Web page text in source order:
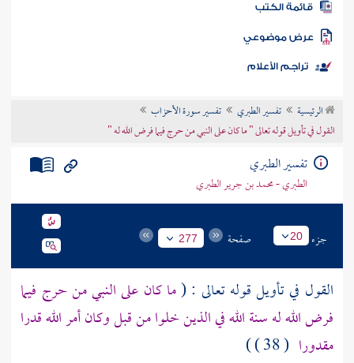
المكتبة
الكتب
موضوعي
تراجم الأعلام
الرئيسية تفسير الطبري
تفسير سورة الأحزاب
القول في تأويل قوله تعالى " ما كان على النبي من حرج فيما فرض الله له "
تفسير الطبري
الطبري - محمد بن جرير الطبري
جزء 20 صفحة 277
القول في تأويل قوله تعالى : (ما كان على النبي من حرج فيما
فرض الله له سنة الله في الذين خلوا من قبل وكان أمر الله قدرا
مقدورا ( 38 ) )